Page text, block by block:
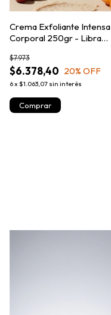
Crema Exfoliante Intensa
Corporal 250gr - Libra
$6.378,40
$7.973
20% OFF
6x $1.063,07 sin interés